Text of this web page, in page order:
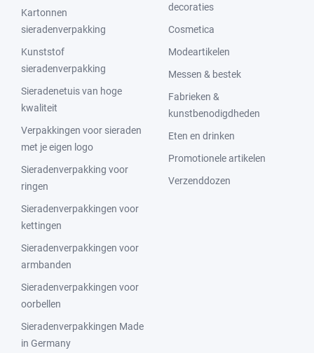
Kartonnen
sieradenverpakking
Kunststof
sieradenverpakking
Sieradenetuis van hoge
kwaliteit
Verpakkingen voor sieraden
met je eigen logo
Sieradenverpakking voor
ringen
Sieradenverpakkingen voor
kettingen
Sieradenverpakkingen voor
armbanden
Sieradenverpakkingen voor
oorbellen
Sieradenverpakkingen Made
in Germany
decoraties
Cosmetica
Modeartikelen
Messen & bestek
Fabrieken &
kunstbenodigdheden
Eten en drinken
Promotionele artikelen
Verzenddozen